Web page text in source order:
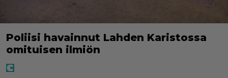
Poliisi havainnut Lahden Karistossa
omituisen ilmiön